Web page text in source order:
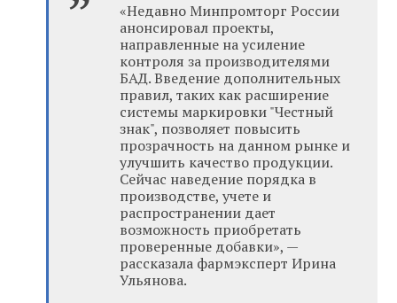
«Недавно Минпромторг России
анонсировал проекты,
направленные на усиление
контроля за производителями
БАД. Введение дополнительных
правил, таких как расширение
системы маркировки "Честный
знак", позволяет повысить
прозрачность на данном рынке и
улучшить качество продукции.
Сейчас наведение порядка в
производстве, учете и
распространении дает
возможность приобретать
проверенные добавки», —
рассказала фармэксперт Ирина
Ульянова.